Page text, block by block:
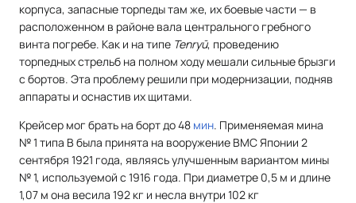
корпуса, запасные торпеды там же, их боевые части — в
расположенном в районе вала центрального гребного
винта погребе. Как и на типе Tenryū, проведению
торпедных стрельб на полном ходу мешали сильные брызги
с бортов. Эта проблему решили при модернизации, подняв
аппараты и оснастив их щитами.
Крейсер мог брать на борт до 48 мин. Применяемая мина
№ 1 типа B была принята на вооружение ВМС Японии 2
сентября 1921 года, являясь улучшенным вариантом мины
№ 1, используемой с 1916 года. При диаметре 0,5 м и длине
1,07 м она весила 192 кг и несла внутри 102 кг